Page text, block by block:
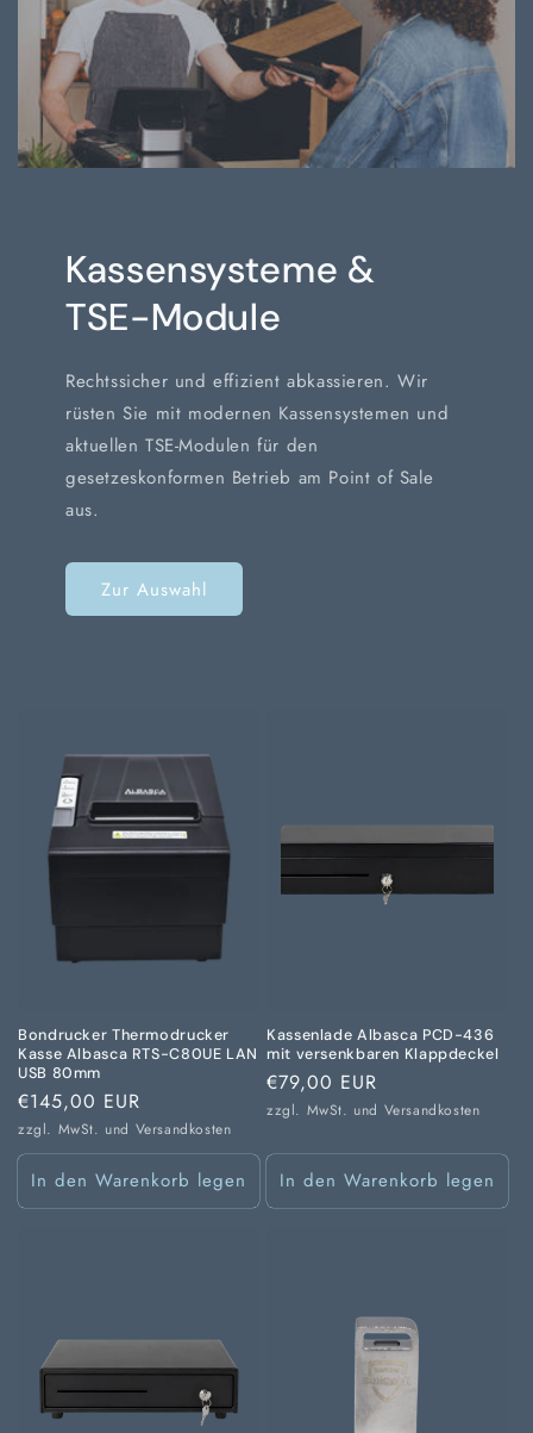
Kassensysteme &
TSE-Module
Rechtssicher und effizient abkassieren. Wir
rüsten Sie mit modernen Kassensystemen und
aktuellen TSE-Modulen für den
gesetzeskonformen Betrieb am Point of Sale
aus.
Zur Auswahl
Bondrucker Thermodrucker
Kasse Albasca RTS-C80UE LAN
USB 80mm
Normaler
Preis
€145,00 EUR
zzgl. MwSt. und Versandkosten
In den Warenkorb legen
Kassenlade Albasca PCD-436
mit versenkbaren Klappdeckel
Normaler
Preis
€79,00 EUR
zzgl. MwSt. und Versandkosten
In den Warenkorb legen